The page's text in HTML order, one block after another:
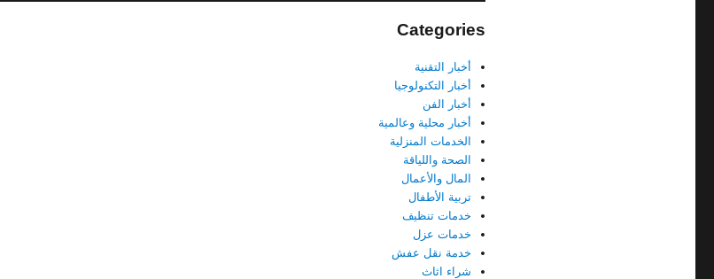
Categories
أخبار التقنية
أخبار التكنولوجيا
أخبار الفن
أخبار محلية وعالمية
الخدمات المنزلية
الصحة واللياقة
المال والأعمال
تربية الأطفال
خدمات تنظيف
خدمات عزل
خدمة نقل عفش
شراء اثاث